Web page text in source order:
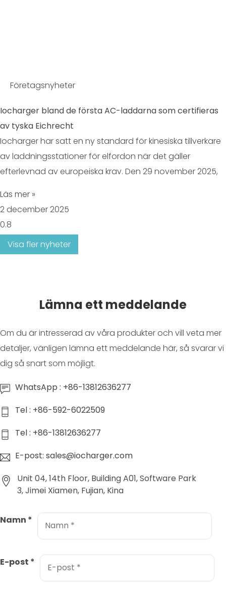
Företagsnyheter
Iocharger bland de första AC-laddarna som certifieras
av tyska Eichrecht
Iocharger har satt en ny standard för kinesiska tillverkare
av laddningsstationer för elfordon när det gäller
efterlevnad av europeiska krav. Den 29 november 2025,
Läs mer »
2 december 2025
Visa fler nyheter
Lämna ett meddelande
Om du är intresserad av våra produkter och vill veta mer
detaljer, vänligen lämna ett meddelande här, så svarar vi
dig så snart som möjligt.
WhatsApp : +86-13812636277
Tel : +86-592-6022509
Tel : +86-13812636277
E-post: sales@iocharger.com
Unit 04, 14th Floor, Building A01, Software Park
3, Jimei Xiamen, Fujian, Kina
Namn *
E-post *